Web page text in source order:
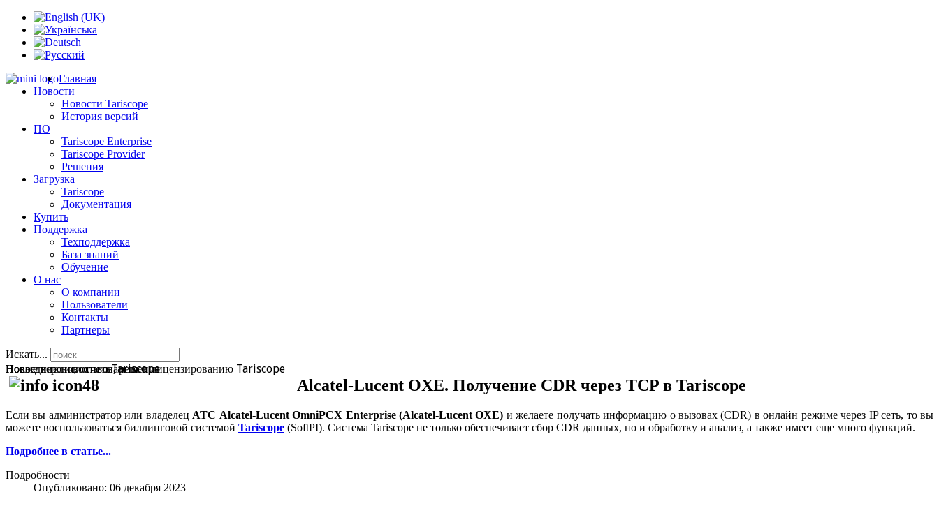
Главная
Новости
Новости Tariscope
История версий
ПО
Tariscope Enterprise
Tariscope Provider
Решения
Загрузка
Tariscope
Документация
Купить
Поддержка
Техподдержка
База знаний
Обучение
О нас
О компании
Пользователи
Контакты
Партнеры
Искать...
Последние новости о Tariscope
Новые версии, отчеты, решения
Новости по использованию и лицензированию Tariscope
Alcatel-Lucent OXE. Получение CDR через TCP в Tariscope
Если вы администратор или владелец АТС Alcatel-Lucent OmniPCX Enterprise (Alcatel-Lucent OXE) и желаете получать информацию о вызовах (CDR) в онлайн режиме через IP сеть, то вы
можете воспользоваться биллинговой системой Tariscope (SoftPI). Система Tariscope не только обеспечивает сбор CDR данных, но и обработку и анализ, а также имеет еще много функций.
Подробнее в статье...
Подробности
Опубликовано: 06 декабря 2023